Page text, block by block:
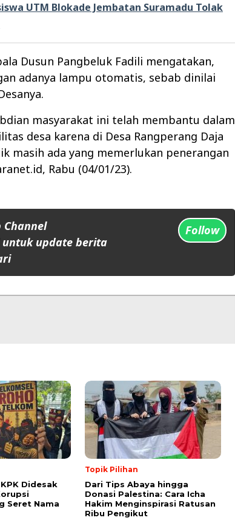
UTM Blokade Jembatan Suramadu Tolak
Dusun Pangbeluk Fadili mengatakan,
adanya lampu otomatis, sebab dinilai
masyarakat ini telah membantu dalam
desa karena di Desa Rangperang Daja
masih ada yang memerlukan penerangan
Rabu (04/01/23).
Channel
update berita
Follow
Didesak
Seret Nama
Topik Pilihan
Dari Tips Abaya hingga
Donasi Palestina: Cara Icha
Hakim Menginspirasi Ratusan
Ribu Pengikut